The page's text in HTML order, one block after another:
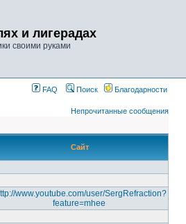
и лигерадах
своими руками
FAQ Поиск Благодарности
Непрочитанные сообщения
Сайт
www.youtube.com/user/SergRefraction?
feature=mhee